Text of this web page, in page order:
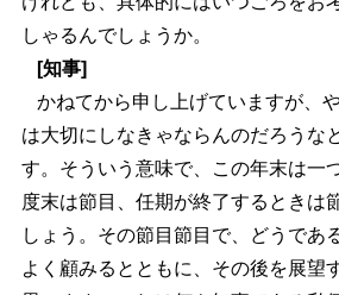
しゃるんでしょうか。
[知事]
かねてから申し上げていますが、
は大切にしなきゃならんのだろうな
す。そういう意味で、この年末は一
度末は節目、任期が終了するときは
しょう。その節目節目で、どうであ
よく顧みるとともに、その後を展望